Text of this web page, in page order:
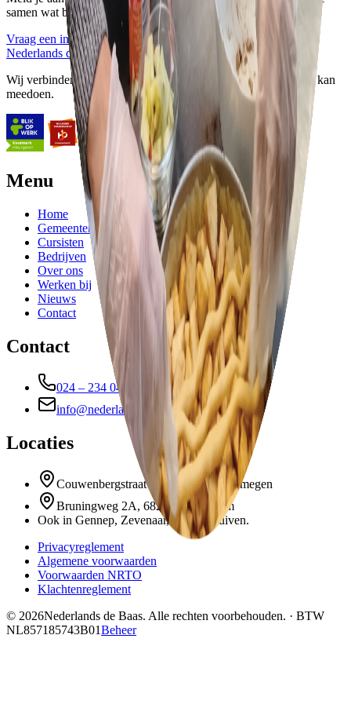
samen wat bij jou past.
Vraag een intake aan Bekijk alle trajecten
Nederlands de Baas
Wij verbinden taal, participatie en samenleving, zodat iedereen kan
meedoen.
Menu
Home
Gemeenten
Cursisten
Bedrijven
Over ons
Werken bij
Nieuws
Contact
Contact
024 – 234 04 01
info@nederlandsdebaas.nl
Locaties
Couwenbergstraat 143, 6535 RX Nijmegen
Bruningweg 2A, 6827 BM Arnhem
Ook in Gennep, Zevenaar, Elst en Duiven.
Privacyreglement
Algemene voorwaarden
Voorwaarden NRTO
Klachtenreglement
© 2026Nederlands de Baas. Alle rechten voorbehouden. · BTW
NL857185743B01Beheer